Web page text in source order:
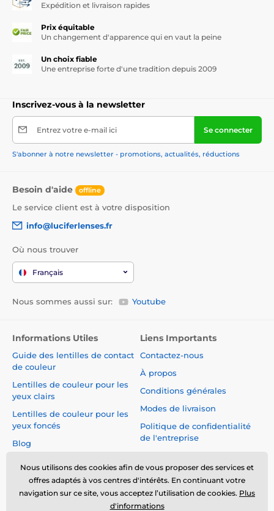
Expédition et livraison rapides
Prix équitable
Un changement d'apparence qui en vaut la peine
Un choix fiable
Une entreprise forte d'une tradition depuis 2009
Inscrivez-vous à la newsletter
Entrez votre e-mail ici Se connecter
S'abonner à notre newsletter - promotions, actualités, réductions
Besoin d'aide offline
Le service client est à votre disposition
info@luciferlenses.fr
Où nous trouver
Français
Nous sommes aussi sur: Youtube
Informations Utiles
Guide des lentilles de contact
de couleur
Lentilles de couleur pour les
yeux clairs
Lentilles de couleur pour les
yeux foncés
Blog
Liens Importants
Contactez-nous
À propos
Conditions générales
Modes de livraison
Politique de confidentialité
de l'entreprise
du Contrat
Sécurité et qualité sans
compromis
Nous utilisons des cookies afin de vous proposer des services et
offres adaptés à vos centres d'intérêts. En continuant votre
navigation sur ce site, vous acceptez l’utilisation de cookies. Plus
d'informations